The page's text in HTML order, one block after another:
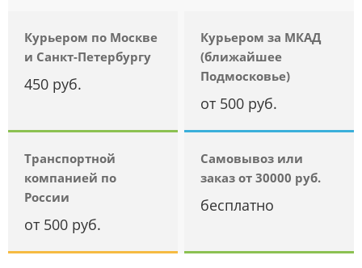
Курьером по Москве
и Санкт-Петербургу
450 руб.
Курьером за МКАД
(ближайшее
Подмосковье)
от 500 руб.
Транспортной
компанией по
России
от 500 руб.
Самовывоз или
заказ от 30000 руб.
бесплатно